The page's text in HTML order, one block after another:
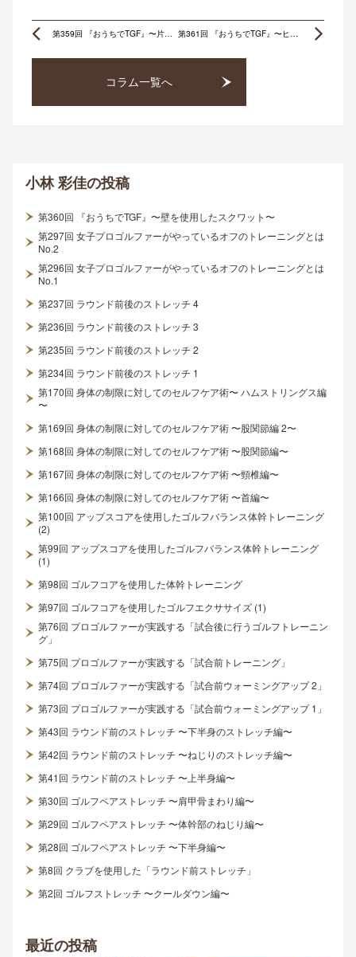
Prev
コラム一覧へ
小林 彩佳の投稿
第360回 『おうちでTGF』〜壁を使用したスクワット〜
第297回 女子プロゴルファーがやっているオフのトレーニングとは
No.2
第296回 女子プロゴルファーがやっているオフのトレーニングとは
No.1
第237回 ラウンド前後のストレッチ 4
第236回 ラウンド前後のストレッチ 3
第235回 ラウンド前後のストレッチ 2
第234回 ラウンド前後のストレッチ 1
第170回 身体の制限に対してのセルフケア術〜 ハムストリングス編
〜
第169回 身体の制限に対してのセルフケア術 〜股関節編 2〜
第168回 身体の制限に対してのセルフケア術 〜股関節編〜
第167回 身体の制限に対してのセルフケア術 〜頸椎編〜
第166回 身体の制限に対してのセルフケア術 〜首編〜
第100回 アップスコアを使用したゴルフバランス体幹トレーニング
(2)
第99回 アップスコアを使用したゴルフバランス体幹トレーニング
(1)
第98回 ゴルフコアを使用した体幹トレーニング
第97回 ゴルフコアを使用したゴルフエクササイズ (1)
第76回 プロゴルファーが実践する「試合後に行うゴルフトレーニン
グ」
第75回 プロゴルファーが実践する「試合前トレーニング」
第74回 プロゴルファーが実践する「試合前ウォーミングアップ 2」
第73回 プロゴルファーが実践する「試合前ウォーミングアップ 1」
第43回 ラウンド前のストレッチ 〜下半身のストレッチ編〜
第42回 ラウンド前のストレッチ 〜ねじりのストレッチ編〜
第41回 ラウンド前のストレッチ 〜上半身編〜
第30回 ゴルフペアストレッチ 〜肩甲骨まわり編〜
第29回 ゴルフペアストレッチ 〜体幹部のねじり編〜
第28回 ゴルフペアストレッチ 〜下半身編〜
第8回 クラブを使用した「ラウンド前ストレッチ」
第2回 ゴルフストレッチ 〜クールダウン編〜
最近の投稿